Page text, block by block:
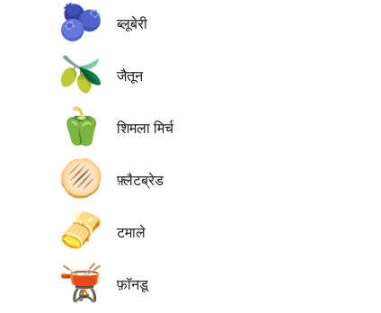
🫐 ब्लूबेरी
🫒 जैतून
🫑 शिमला मिर्च
🫓 फ़्लैटब्रेड
🫔 टमाले
🫕 फ़ॉनडू